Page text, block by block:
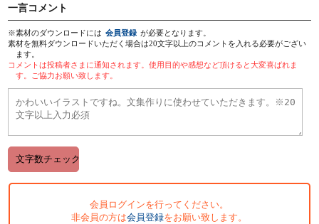
一言コメント
※素材のダウンロードには 会員登録 が必要となります。
素材を無料ダウンロードいただく場合は20文字以上のコメントを入れる必要がござい
ます。
コメントは投稿者さまに通知されます。使用目的や感想など頂けると大変喜ばれま
す。ご協力お願い致します。
会員ログインを行ってください。
非会員の方は会員登録をお願い致します。